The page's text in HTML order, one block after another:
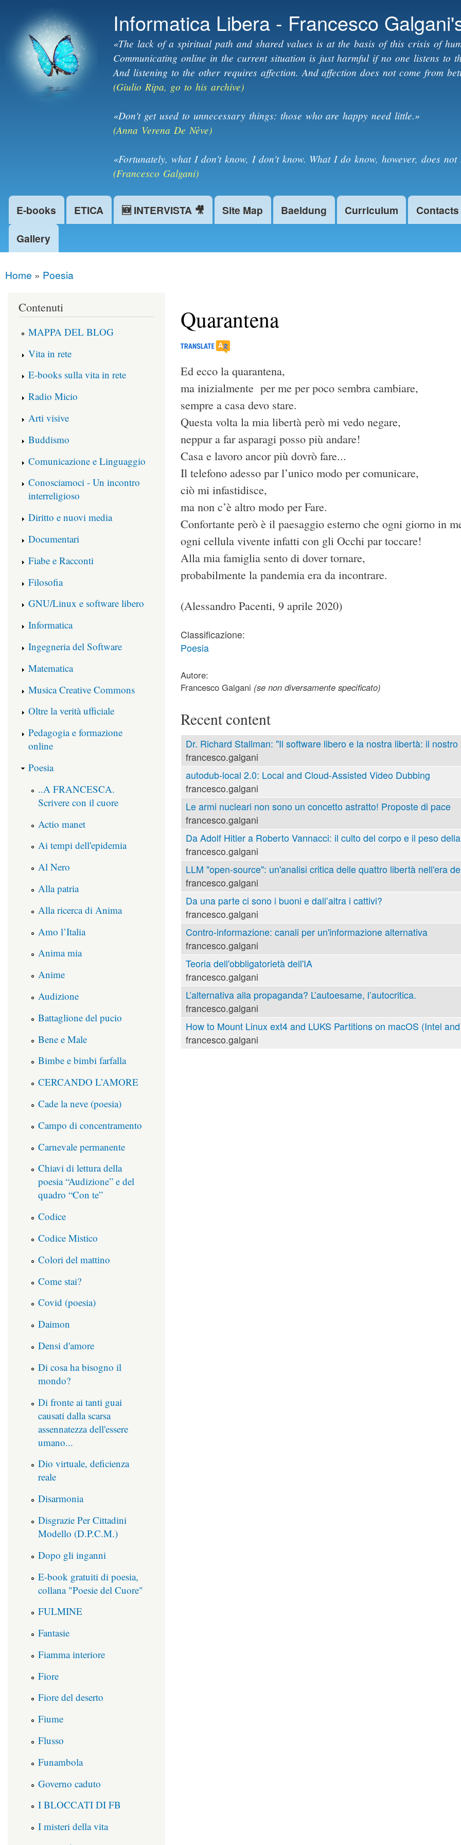
main
content
Informatica Libera - Francesco
«The lack of a spiritual path and shared values is at the basis of this crisis of
Communicating online in the current situation is just harmful if no one listens to
And listening to the other requires affection. And affection does not come from
(Giulio Ripa, go to his archive)
«Don't get used to unnecessary things: those who are happy need little.»
(Anna Verena De Nève)
«Fortunately, what I don't know, I don't know. What I do know, however, does not
(Francesco Galgani)
Main menu
E-books ETICA 🆕 INTERVISTA 🎥 Site Map Baeldung Curriculum Contacts
Gallery
You are here
Home » Poesia
Quarantena
Ed ecco la quarantena,
ma inizialmente per me per poco sembra cambiare,
sempre a casa devo stare.
Questa volta la mia libertà però mi vedo negare,
neppur a far asparagi posso più andare!
Casa e lavoro ancor più dovrò fare...
Il telefono adesso par l’unico modo per comunicare,
ciò mi infastidisce,
ma non c’è altro modo per Fare.
Confortante però è il paesaggio esterno che ogni giorno in
ogni cellula vivente infatti con gli Occhi par toccare!
Alla mia famiglia sento di dover tornare,
probabilmente la pandemia era da incontrare.
(Alessandro Pacenti, 9 aprile 2020)
Classificazione:
Poesia
Autore:
Francesco Galgani (se non diversamente specificato)
Recent content
Dr. Richard Stallman: "Il software libero e la nostra libertà: il
francesco.galgani
autodub-local 2.0: Local and Cloud-Assisted Video Dubbing
francesco.galgani
Le armi nucleari non sono un concetto astratto! Proposte di pace
francesco.galgani
Da Adolf Hitler a Roberto Vannacci: il culto del corpo e il peso
francesco.galgani
LLM "open-source": un'analisi critica delle quattro libertà nell'era
francesco.galgani
Da una parte ci sono i buoni e dall’altra i cattivi?
francesco.galgani
Contro-informazione: canali per un'informazione alternativa
francesco.galgani
Teoria dell'obbligatorietà dell'IA
francesco.galgani
L’alternativa alla propaganda? L’autoesame, l’autocritica.
francesco.galgani
How to Mount Linux ext4 and LUKS Partitions on macOS (Intel
francesco.galgani
Contenuti
MAPPA DEL BLOG
Vita in rete
E-books sulla vita in rete
Radio Micio
Arti visive
Buddismo
Comunicazione e Linguaggio
Conosciamoci - Un incontro
interreligioso
Diritto e nuovi media
Documentari
Fiabe e Racconti
Filosofia
GNU/Linux e software libero
Informatica
Ingegneria del Software
Matematica
Musica Creative Commons
Oltre la verità ufficiale
Pedagogia e formazione
online
Poesia
..A FRANCESCA.
Scrivere con il cuore
Actio manet
Ai tempi dell'epidemia
Al Nero
Alla patria
Alla ricerca di Anima
Amo l’Italia
Anima mia
Anime
Audizione
Battaglione del pucio
Bene e Male
Bimbe e bimbi farfalla
CERCANDO L’AMORE
Cade la neve (poesia)
Campo di concentramento
Carnevale permanente
Chiavi di lettura della
poesia “Audizione” e del
quadro “Con te”
Codice
Codice Mistico
Colori del mattino
Come stai?
Covid (poesia)
Daimon
Densi d'amore
Di cosa ha bisogno il
mondo?
Di fronte ai tanti guai
causati dalla scarsa
assennatezza dell'essere
umano...
Dio virtuale, deficienza
reale
Disarmonia
Disgrazie Per Cittadini
Modello (D.P.C.M.)
Dopo gli inganni
E-book gratuiti di poesia,
collana "Poesie del Cuore"
FULMINE
Fantasie
Fiamma interiore
Fiore
Fiore del deserto
Fiume
Flusso
Funambola
Governo caduto
I BLOCCATI DI FB
I misteri della vita